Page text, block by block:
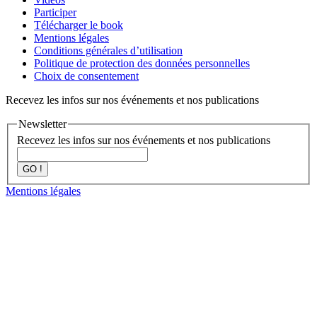
Participer
Télécharger le book
Mentions légales
Conditions générales d’utilisation
Politique de protection des données personnelles
Choix de consentement
Recevez les infos sur nos événements et nos publications
Newsletter
Recevez les infos sur nos événements et nos publications
GO !
Mentions légales